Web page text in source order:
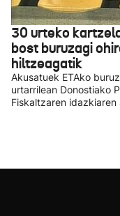
30 urteko
bost buruzagi
hiltzeagatik
Akusatuek ETAko
urtarrilean Donostiako
Fiskaltzaren idazkiaren